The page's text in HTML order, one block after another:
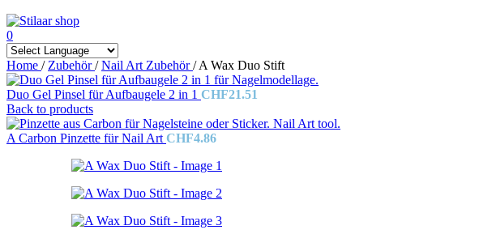
0
Home / Zubehör/ Nail Art Zubehör/ A Wax Duo Stift
Duo Gel Pinsel für Aufbaugele 2 in 1 CHF21.51
Back to products
A Carbon Pinzette für Nail Art CHF4.86